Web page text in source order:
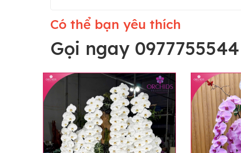
Có thể bạn yêu thích
Gọi ngay 0977755544